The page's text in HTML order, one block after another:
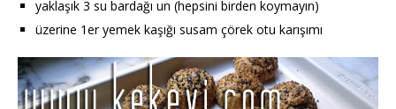
yaklaşık 3 su bardağı un (hepsini birden koymayın)
üzerine 1er yemek kaşığı susam çörek otu karışımı